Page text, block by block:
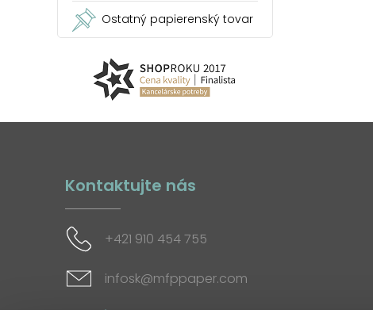
Ostatný papierenský tovar
Kontaktujte nás
+421 910 454 755
infosk@mfppaper.com
Sociálne siete